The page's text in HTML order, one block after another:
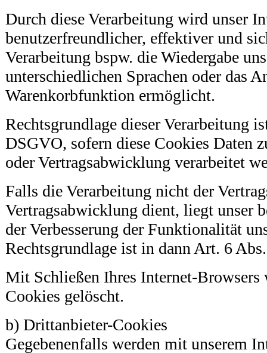
Durch diese Verarbeitung wird unser
benutzerfreundlicher, effektiver und
Verarbeitung bspw. die Wiedergabe
unterschiedlichen Sprachen oder das
Warenkorbfunktion ermöglicht.
Rechtsgrundlage dieser Verarbeitung
DSGVO, sofern diese Cookies Daten
oder Vertragsabwicklung verarbeitet
Falls die Verarbeitung nicht der
Vertragsabwicklung dient, liegt unser
der Verbesserung der Funktionalität
Rechtsgrundlage ist in dann Art. 6
Mit Schließen Ihres Internet-Browsers
Cookies gelöscht.
b) Drittanbieter-Cookies
Gegebenenfalls werden mit unserem